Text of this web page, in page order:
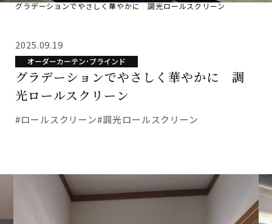
グラデーションでやさしく華やかに 調光ロールスクリーン
2025.09.19
オーダーカーテン･ブラインド
グラデーションでやさしく華やかに 調
光ロールスクリーン
#ロールスクリーン#調光ロールスクリーン